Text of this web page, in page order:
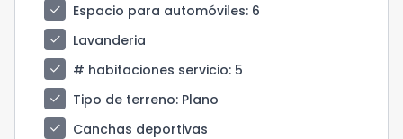
check
Espacio para automóviles: 6
check
Lavanderia
check
# habitaciones servicio: 5
check
Tipo de terreno: Plano
check
Canchas deportivas